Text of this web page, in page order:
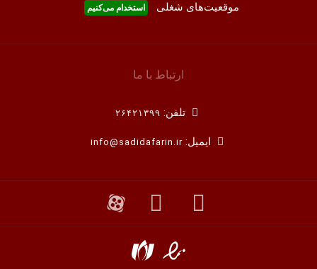
موقعیت‌های شغلی استخدام ‌می‌کنیم
ارتباط با ما
تلفن:۲۶۴۲۱۳۹۹
ایمیل:info@sadidafarin.ir